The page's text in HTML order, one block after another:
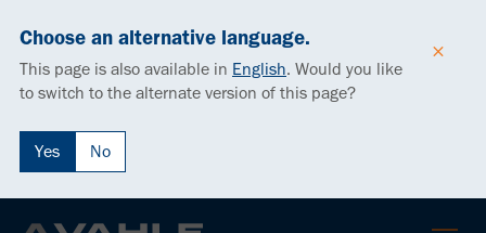
Choose an alternative language.
This page is also available in English. Would you like
to switch to the alternate version of this page?
Yes No